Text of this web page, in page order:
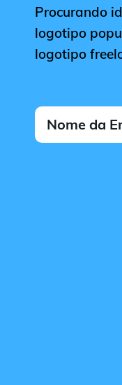
Procurando
logotipo
logotipo